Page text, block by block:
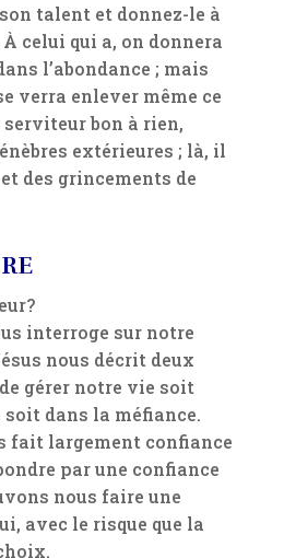
talent et donnez-le à
celui qui a, on donnera
l’abondance ; mais
verra enlever même ce
serviteur bon à rien,
extérieures ; là, il
des grincements de
interroge sur notre
nous décrit deux
gérer notre vie soit
dans la méfiance.
fait largement confiance
par une confiance
nous faire une
avec le risque que la